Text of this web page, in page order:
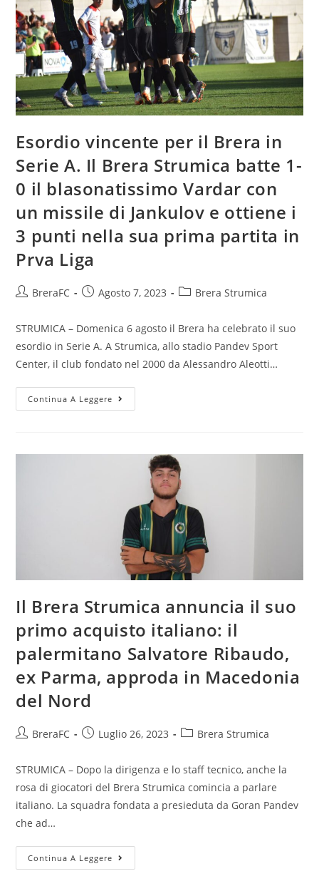
Esordio vincente per il Brera in
Serie A. Il Brera Strumica batte 1-
0 il blasonatissimo Vardar con
un missile di Jankulov e ottiene i
3 punti nella sua prima partita in
Prva Liga
BreraFC Agosto 7, 2023 Brera Strumica
STRUMICA – Domenica 6 agosto il Brera ha celebrato il suo
esordio in Serie A. A Strumica, allo stadio Pandev Sport
Center, il club fondato nel 2000 da Alessandro Aleotti…
Continua A Leggere
Il Brera Strumica annuncia il suo
primo acquisto italiano: il
palermitano Salvatore Ribaudo,
ex Parma, approda in Macedonia
del Nord
BreraFC Luglio 26, 2023 Brera Strumica
STRUMICA – Dopo la dirigenza e lo staff tecnico, anche la
rosa di giocatori del Brera Strumica comincia a parlare
italiano. La squadra fondata a presieduta da Goran Pandev
che ad…
Continua A Leggere